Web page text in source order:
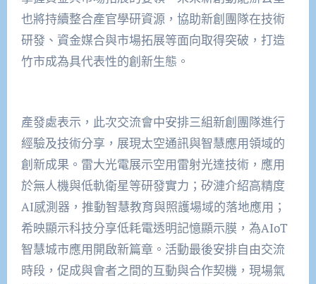
也將持續整合產官學研資源，協助新創團隊在技術
研發、資金媒合與市場拓展等面向取得突破，打造
竹市成為具代表性的創新生態。
產發處表示，此次交流會中安排三組新創團隊進行
經驗及技術分享，展現太空通訊與智慧應用領域的
創新成果。雷大光電展示空用雷射光達技術，應用
於無人機與低軌衛星等研發實力；矽漣介紹高精度
AI感測器，推動智慧教育與照護場域的落地應用；
希映顯示科技分享低耗電透明記憶顯示膜，為AIoT
智慧城市應用開啟新篇章。活動最後安排自由交流
時段，促成與會者之間的互動與合作契機，現場氣